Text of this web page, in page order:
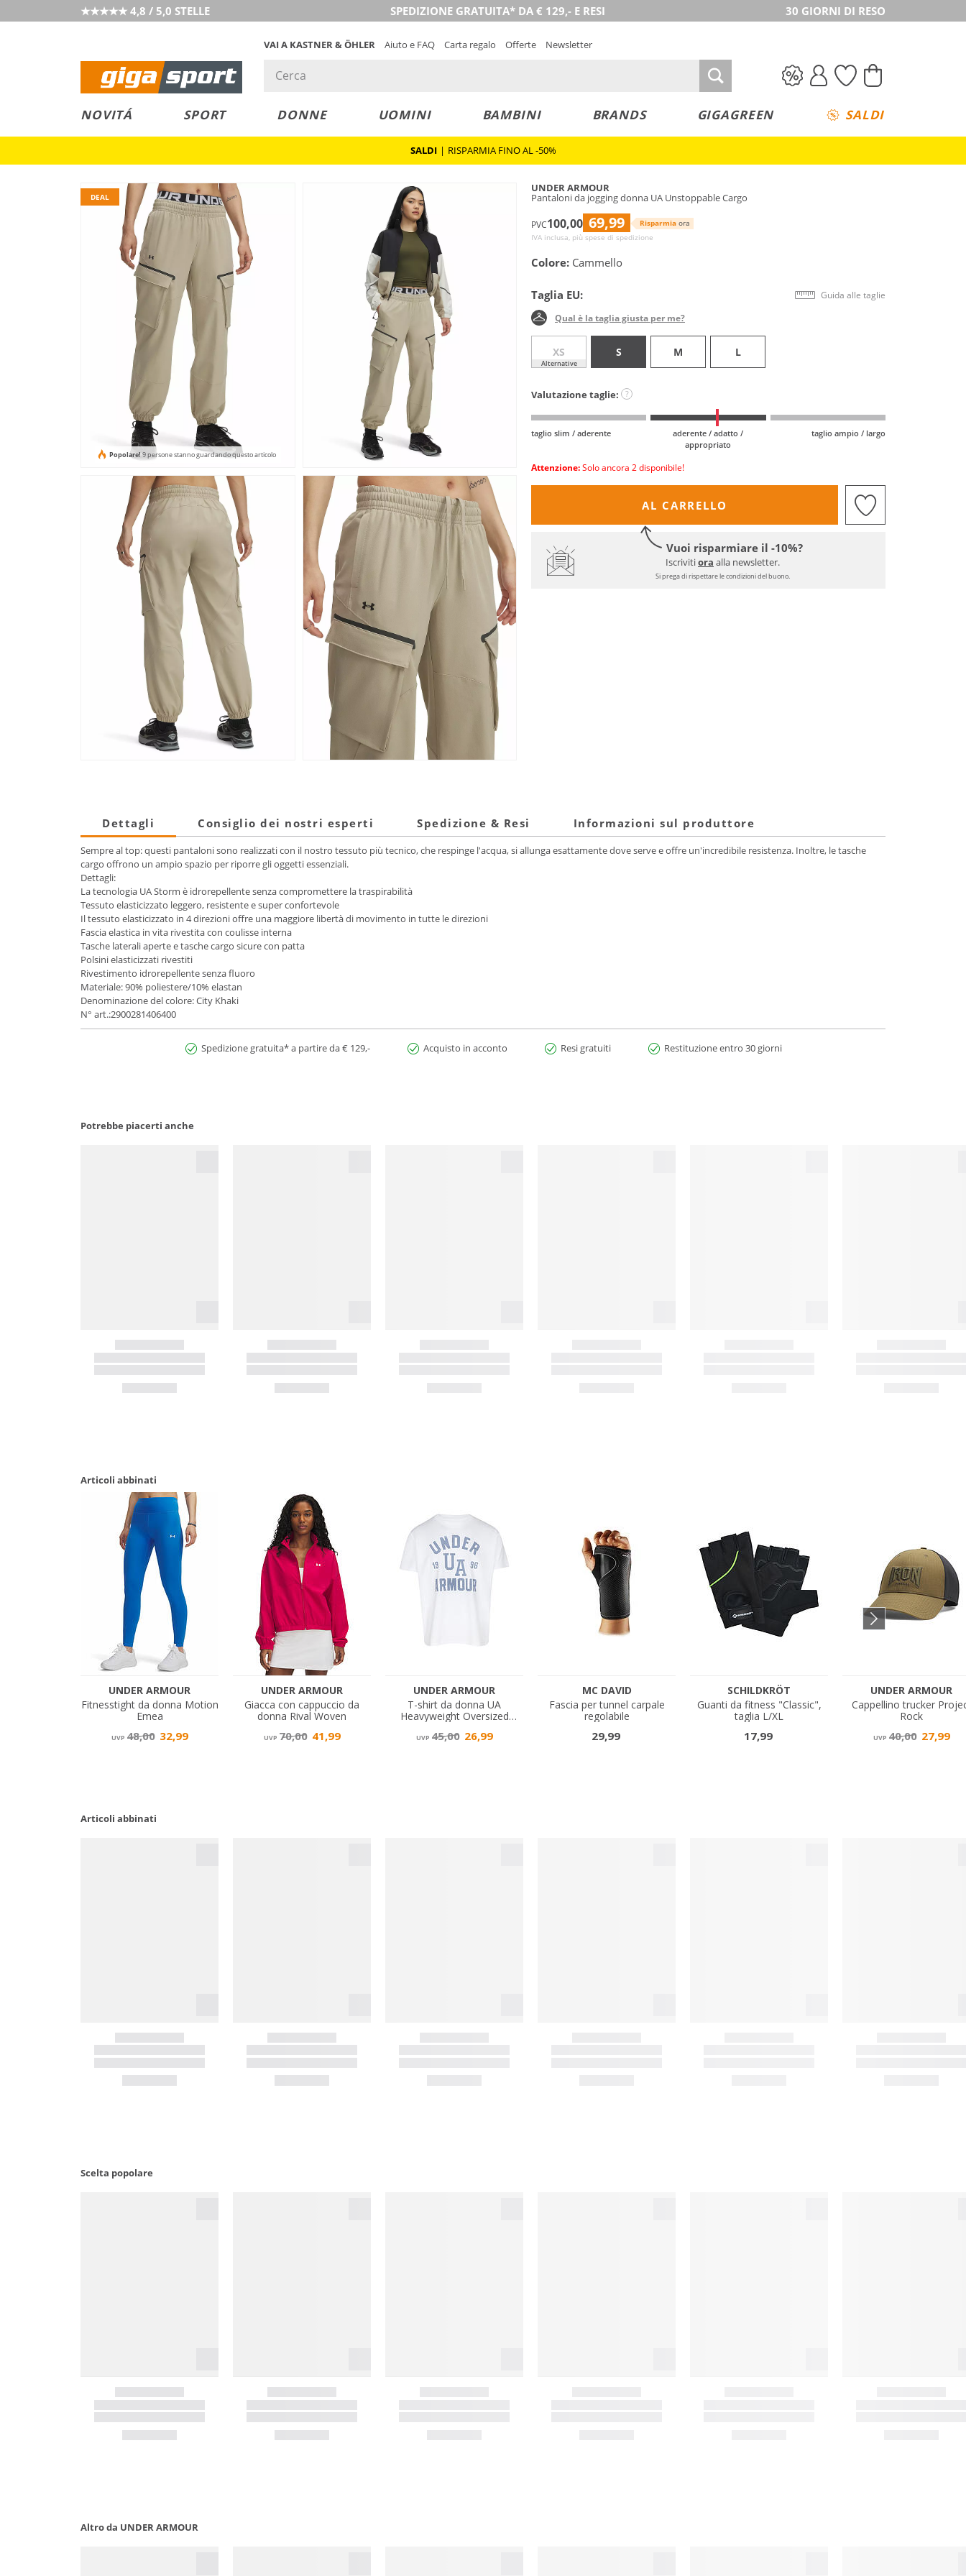
★★★★★ 4,8 / 5,0 STELLE SPEDIZIONE GRATUITA* DA € 129,- E RESI 30 GIORNI DI RESO
VAI A KASTNER & ÖHLER Aiuto e FAQ Carta regalo Offerte Newsletter
NOVITÁ SPORT DONNE UOMINI BAMBINI BRANDS GIGAGREEN SALDI
SALDI | RISPARMIA FINO AL -50%
DEAL
Popolare! 9 persone stanno guardando questo articolo
UNDER ARMOUR
Pantaloni da jogging donna UA Unstoppable Cargo
PVC100,00 69,99 Risparmia ora
IVA inclusa, più spese di spedizione
Colore: Cammello
Taglia EU: Guida alle taglie
Qual è la taglia giusta per me?
XS
Alternative
S M L
Valutazione taglie: ?
taglio slim / aderente
aderente / adatto /
appropriato
taglio ampio / largo
Attenzione: Solo ancora 2 disponibile!
AL CARRELLO
Vuoi risparmiare il -10%?
Iscrivitiora alla newsletter.
Si prega di rispettare le condizioni del buono.
Dettagli Consiglio dei nostri esperti Spedizione & Resi Informazioni sul produttore
Sempre al top: questi pantaloni sono realizzati con il nostro tessuto più tecnico, che respinge l'acqua, si allunga esattamente dove serve e offre un'incredibile resistenza. Inoltre, le tasche
cargo offrono un ampio spazio per riporre gli oggetti essenziali.
Dettagli:
La tecnologia UA Storm è idrorepellente senza compromettere la traspirabilità
Tessuto elasticizzato leggero, resistente e super confortevole
Il tessuto elasticizzato in 4 direzioni offre una maggiore libertà di movimento in tutte le direzioni
Fascia elastica in vita rivestita con coulisse interna
Tasche laterali aperte e tasche cargo sicure con patta
Polsini elasticizzati rivestiti
Rivestimento idrorepellente senza fluoro
Materiale: 90% poliestere/10% elastan
Denominazione del colore: City Khaki
N° art.:2900281406400
Spedizione gratuita* a partire da € 129,- Acquisto in acconto Resi gratuiti Restituzione entro 30 giorni
Potrebbe piacerti anche
Articoli abbinati
Articoli abbinati
Scelta popolare
Altro da UNDER ARMOUR